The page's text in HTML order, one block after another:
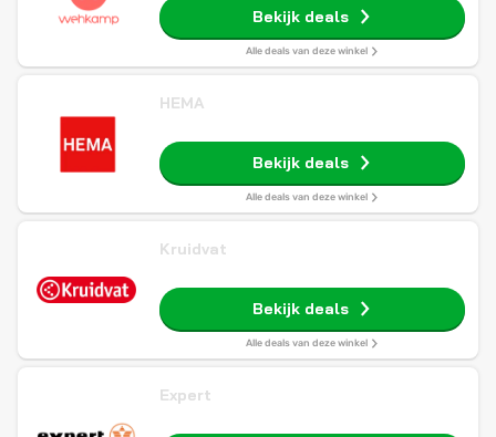
Bekijk deals
Alle deals van deze winkel
HEMA
Bekijk deals
Alle deals van deze winkel
Kruidvat
Bekijk deals
Alle deals van deze winkel
Expert